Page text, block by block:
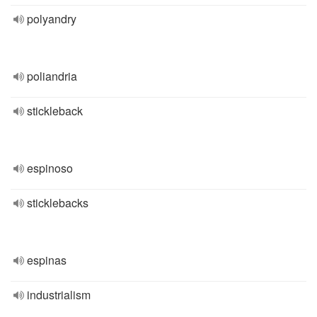
polyandry
poliandria
stickleback
espinoso
sticklebacks
espinas
industrialism